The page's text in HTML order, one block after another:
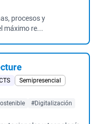
procesos y
máximo re...
Semipresencial
#Digitalización